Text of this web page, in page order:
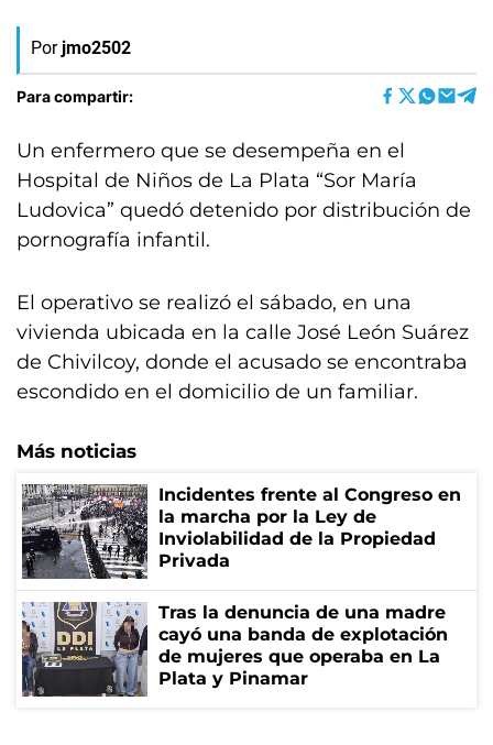
Por jmo2502
Para compartir:
Un enfermero que se desempeña en el
Hospital de Niños de La Plata “Sor María
Ludovica” quedó detenido por distribución de
pornografía infantil.
El operativo se realizó el sábado, en una
vivienda ubicada en la calle José León Suárez
de Chivilcoy, donde el acusado se encontraba
escondido en el domicilio de un familiar.
Más noticias
Incidentes frente al Congreso en
la marcha por la Ley de
Inviolabilidad de la Propiedad
Privada
Tras la denuncia de una madre
cayó una banda de explotación
de mujeres que operaba en La
Plata y Pinamar